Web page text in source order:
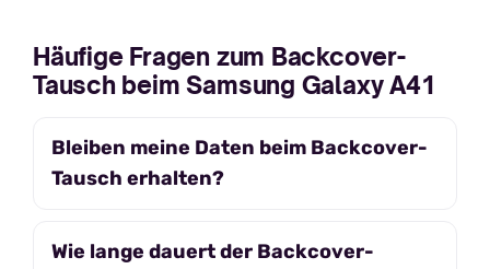
Häufige Fragen zum Backcover-
Tausch beim Samsung Galaxy A41
Bleiben meine Daten beim Backcover-
Tausch erhalten?
Wie lange dauert der Backcover-